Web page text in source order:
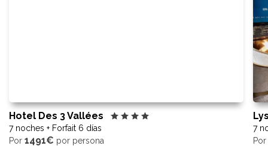
Hotel Des 3 Vallées
7 noches + Forfait 6 días
Por 1491€ por persona
7
Por